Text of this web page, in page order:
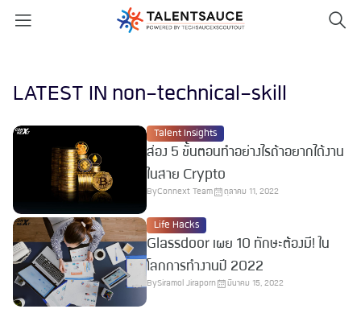
LATEST IN non-technical-skill
Talent Insights
ส่อง 5 ขั้นตอนทำอย่างไรถ้าอยากได้งาน
ในสาย Crypto
ByConnext Team ตุลาคม 11, 2022
Life Hacks
Glassdoor เผย 10 ทักษะต้องมี! ใน
โลกการทำงานปี 2022
BySiramol Jiraporn มีนาคม 15, 2022